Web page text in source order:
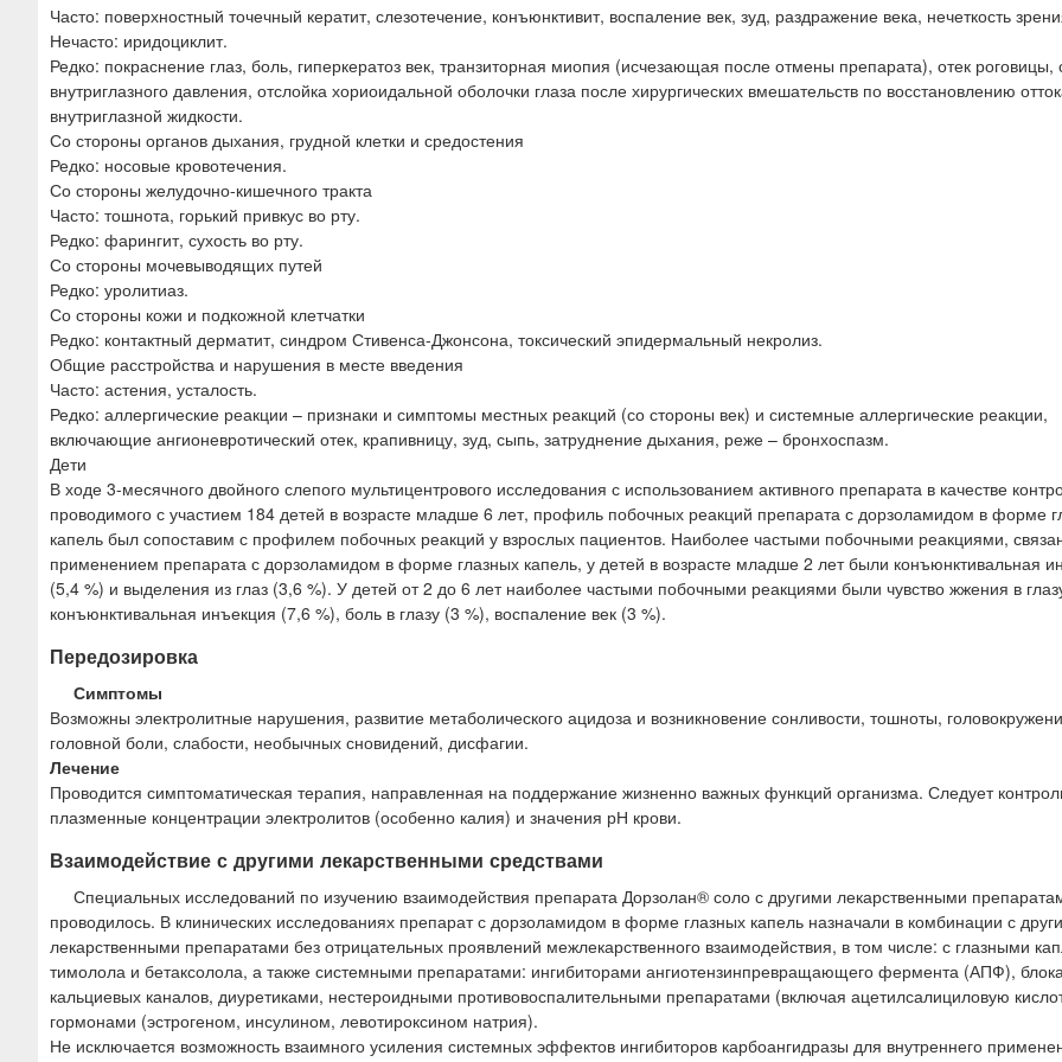
Часто: поверхностный точечный кератит, слезотечение, конъюнктивит, воспаление век, зуд, раздражение века, нечеткость
Нечасто: иридоциклит.
Редко: покраснение глаз, боль, гиперкератоз век, транзиторная миопия (исчезающая после отмены препарата), отек роговицы,
внутриглазного давления, отслойка хориоидальной оболочки глаза после хирургических вмешательств по восстановлению
внутриглазной жидкости.
Со стороны органов дыхания, грудной клетки и средостения
Редко: носовые кровотечения.
Со стороны желудочно-кишечного тракта
Часто: тошнота, горький привкус во рту.
Редко: фарингит, сухость во рту.
Со стороны мочевыводящих путей
Редко: уролитиаз.
Со стороны кожи и подкожной клетчатки
Редко: контактный дерматит, синдром Стивенса-Джонсона, токсический эпидермальный некролиз.
Общие расстройства и нарушения в месте введения
Часто: астения, усталость.
Редко: аллергические реакции – признаки и симптомы местных реакций (со стороны век) и системные аллергические реакции,
включающие ангионевротический отек, крапивницу, зуд, сыпь, затруднение дыхания, реже – бронхоспазм.
Дети
В ходе 3-месячного двойного слепого мультицентрового исследования с использованием активного препарата в качестве
проводимого с участием 184 детей в возрасте младше 6 лет, профиль побочных реакций препарата с дорзоламидом в форме
капель был сопоставим с профилем побочных реакций у взрослых пациентов. Наиболее частыми побочными реакциями,
применением препарата с дорзоламидом в форме глазных капель, у детей в возрасте младше 2 лет были конъюнктивальная
(5,4 %) и выделения из глаз (3,6 %). У детей от 2 до 6 лет наиболее частыми побочными реакциями были чувство жжения в
конъюнктивальная инъекция (7,6 %), боль в глазу (3 %), воспаление век (3 %).
Передозировка
Симптомы
Возможны электролитные нарушения, развитие метаболического ацидоза и возникновение сонливости, тошноты,
головной боли, слабости, необычных сновидений, дисфагии.
Лечение
Проводится симптоматическая терапия, направленная на поддержание жизненно важных функций организма. Следует
плазменные концентрации электролитов (особенно калия) и значения рН крови.
Взаимодействие с другими лекарственными средствами
Специальных исследований по изучению взаимодействия препарата Дорзолан® соло с другими лекарственными
проводилось. В клинических исследованиях препарат с дорзоламидом в форме глазных капель назначали в комбинации с
лекарственными препаратами без отрицательных проявлений межлекарственного взаимодействия, в том числе: с глазными
тимолола и бетаксолола, а также системными препаратами: ингибиторами ангиотензинпревращающего фермента (АПФ),
кальциевых каналов, диуретиками, нестероидными противовоспалительными препаратами (включая ацетилсалициловую
гормонами (эстрогеном, инсулином, левотироксином натрия).
Не исключается возможность взаимного усиления системных эффектов ингибиторов карбоангидразы для внутреннего